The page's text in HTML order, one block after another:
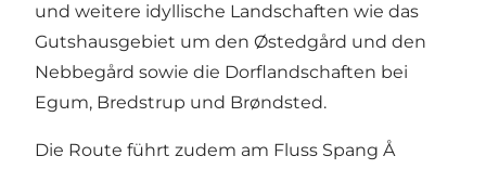
und weitere idyllische Landschaften wie das
Gutshausgebiet um den Østedgård und den
Nebbegård sowie die Dorflandschaften bei
Egum, Bredstrup und Brøndsted.
Die Route führt zudem am Fluss Spang Å